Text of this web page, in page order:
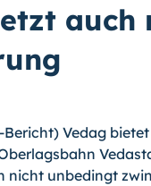
auch
-Bericht) Vedag
nicht unbedingt